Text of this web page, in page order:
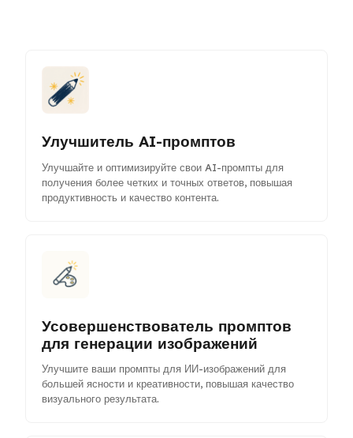
Улучшитель AI-промптов
Улучшайте и оптимизируйте свои AI-промпты для
получения более четких и точных ответов, повышая
продуктивность и качество контента.
Усовершенствователь промптов
для генерации изображений
Улучшите ваши промпты для ИИ-изображений для
большей ясности и креативности, повышая качество
визуального результата.